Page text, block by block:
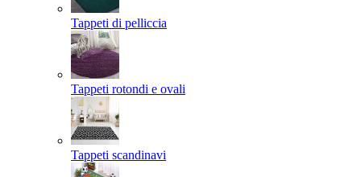
Tappeti di pelliccia
Tappeti rotondi e ovali
Tappeti scandinavi